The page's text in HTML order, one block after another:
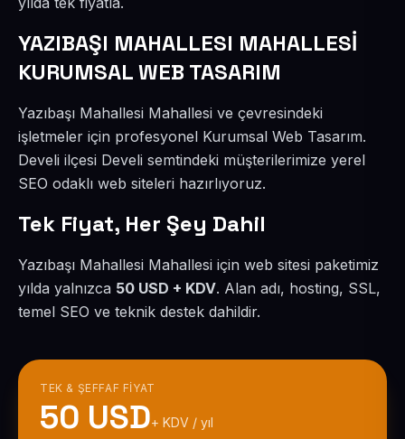
YAZIBAŞI MAHALLESI MAHALLESİ
KURUMSAL WEB TASARIM
Yazıbaşı Mahallesi Mahallesi ve çevresindeki
işletmeler için profesyonel Kurumsal Web Tasarım.
Develi ilçesi Develi semtindeki müşterilerimize yerel
SEO odaklı web siteleri hazırlıyoruz.
Tek Fiyat, Her Şey Dahil
Yazıbaşı Mahallesi Mahallesi için web sitesi paketimiz
yılda yalnızca 50 USD + KDV. Alan adı, hosting, SSL,
temel SEO ve teknik destek dahildir.
TEK & ŞEFFAF FIYAT
50 USD+ KDV / yıl